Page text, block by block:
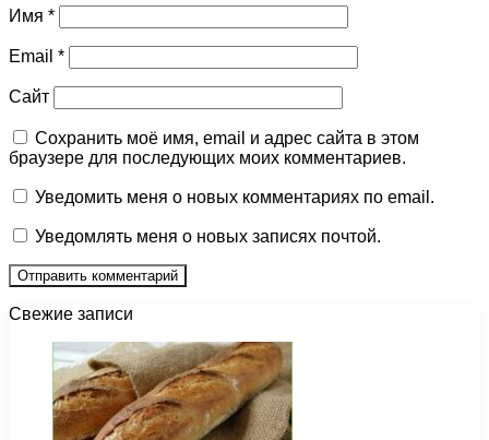
Имя *
Email *
Сайт
Сохранить моё имя, email и адрес сайта в этом
браузере для последующих моих комментариев.
Уведомить меня о новых комментариях по email.
Уведомлять меня о новых записях почтой.
Свежие записи